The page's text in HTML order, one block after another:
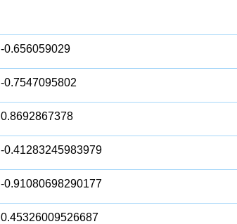
-0.656059029
-0.7547095802
0.8692867378
-0.41283245983979
-0.91080698290177
0.45326009526687